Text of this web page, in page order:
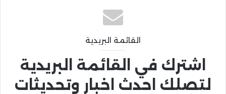
القائمة البريدية
اشترك في القائمة البريدية
لتصلك احدث اخبار وتحديثات